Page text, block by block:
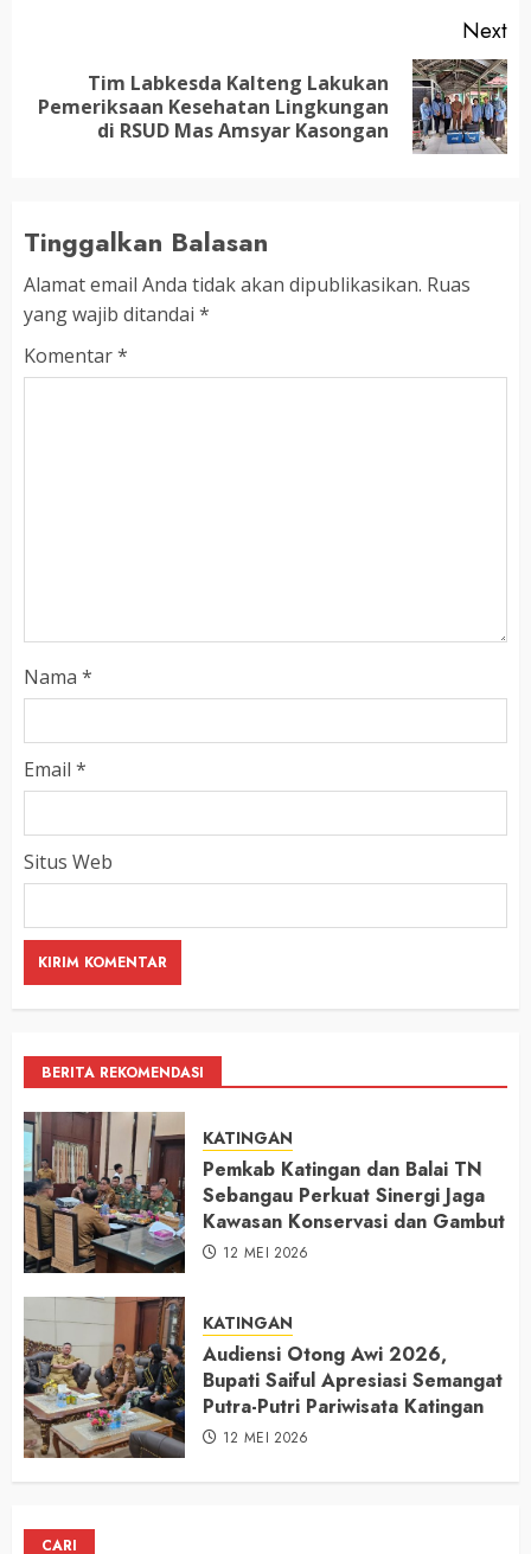
Next
Next
Tim Labkesda Kalteng Lakukan
Pemeriksaan Kesehatan Lingkungan
di RSUD Mas Amsyar Kasongan
Tinggalkan Balasan
Alamat email Anda tidak akan dipublikasikan. Ruas
yang wajib ditandai *
Komentar*
Nama *
Email *
Situs Web
BERITA REKOMENDASI
KATINGAN
Pemkab Katingan dan Balai TN
Sebangau Perkuat Sinergi Jaga
Kawasan Konservasi dan Gambut
12 MEI 2026
KATINGAN
Audiensi Otong Awi 2026,
Bupati Saiful Apresiasi Semangat
Putra-Putri Pariwisata Katingan
12 MEI 2026
CARI